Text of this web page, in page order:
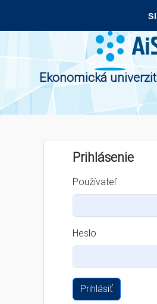
Ekonomická
Prihlásenie
Používateľ
Heslo